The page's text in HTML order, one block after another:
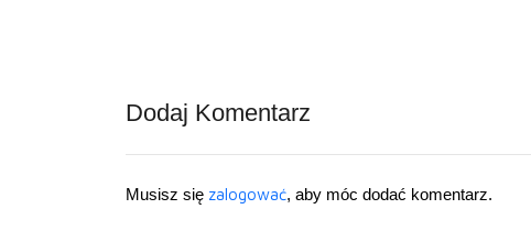
Dodaj Komentarz
Musisz się zalogować, aby móc dodać komentarz.